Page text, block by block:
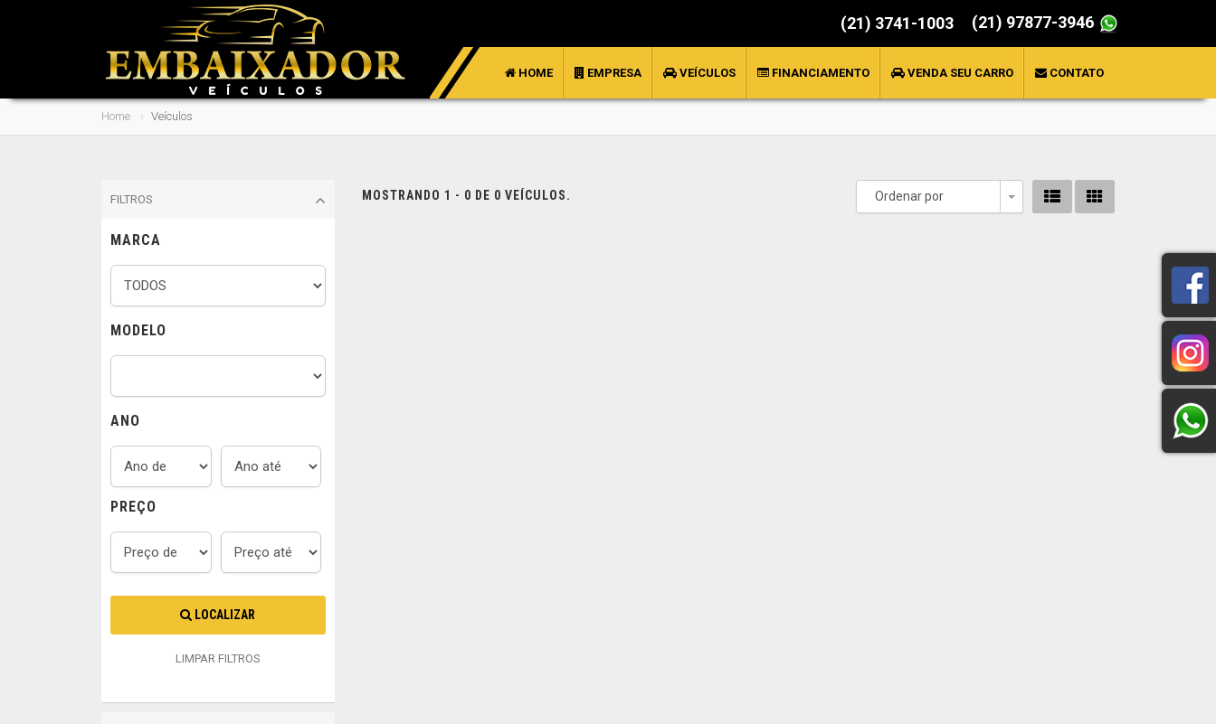
(21) 3741-1003 (21) 97877-3946
HOME EMPRESA VEÍCULOS FINANCIAMENTO VENDA SEU CARRO CONTATO
Home Veículos
FILTROS
MARCA
MODELO
ANO
PREÇO
LOCALIZAR
LIMPAR FILTROS
MOSTRANDO 1 - 0 DE 0 VEÍCULOS. Ordenar por
Toggle Dropdown